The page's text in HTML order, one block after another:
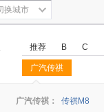
换城市
推荐 B C
广汽传祺
◆
◆
广汽传祺： 传祺M8